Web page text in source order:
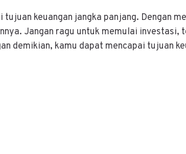
keuangan jangka panjang. Dengan
Jangan ragu untuk memulai investasi,
demikian, kamu dapat mencapai tujuan